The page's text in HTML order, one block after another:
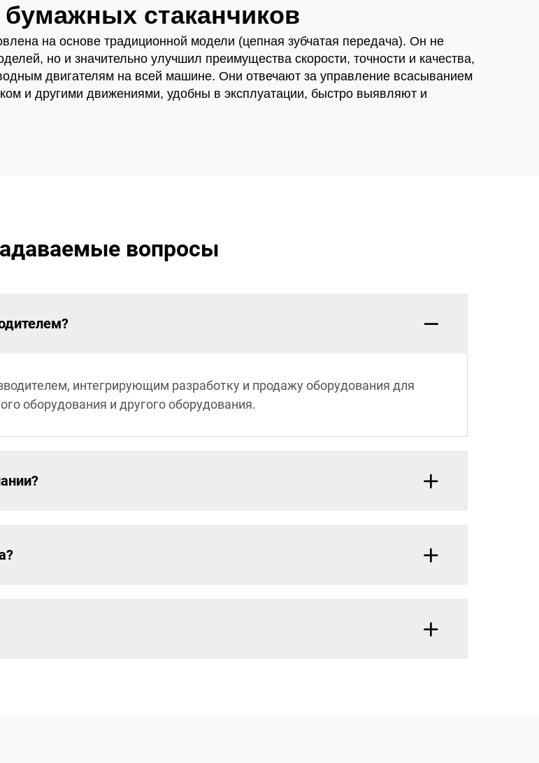
стаканчиков
на основе традиционной модели (цепная зубчатая передача). Он не
но и значительно улучшил преимущества скорости, точности и качества,
двигателям на всей машине. Они отвечают за управление всасыванием
и другими движениями, удобны в эксплуатации, быстро выявляют и
вопросы
интегрирующим разработку и продажу оборудования для
оборудования и другого оборудования.